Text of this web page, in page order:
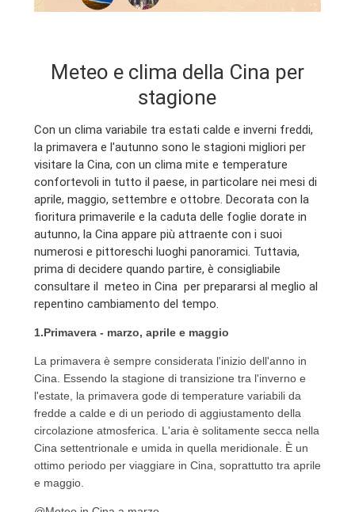
Meteo e clima della Cina per
stagione
Con un clima variabile tra estati calde e inverni freddi,
la primavera e l'autunno sono le stagioni migliori per
visitare la Cina, con un clima mite e temperature
confortevoli in tutto il paese, in particolare nei mesi di
aprile, maggio, settembre e ottobre. Decorata con la
fioritura primaverile e la caduta delle foglie dorate in
autunno, la Cina appare più attraente con i suoi
numerosi e pittoreschi luoghi panoramici. Tuttavia,
prima di decidere quando partire, è consigliabile
consultare il meteo in Cinaper prepararsi al meglio al
repentino cambiamento del tempo.
1.Primavera - marzo, aprile e maggio
La primavera è sempre considerata l'inizio dell'anno in
Cina. Essendo la stagione di transizione tra l'inverno e
l'estate, la primavera gode di temperature variabili da
fredde a calde e di un periodo di aggiustamento della
circolazione atmosferica. L'aria è solitamente secca nella
Cina settentrionale e umida in quella meridionale. È un
ottimo periodo per viaggiare in Cina, soprattutto tra aprile
e maggio.